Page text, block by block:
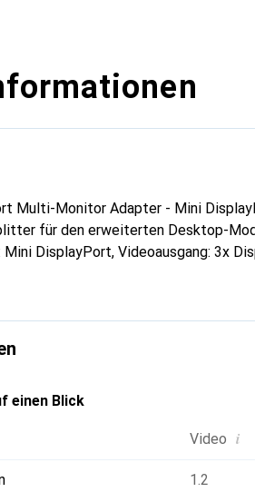
Multi-Monitor Adapter - Mini
für den erweiterten Desktop-
DisplayPort, Videoausgang: 3x
einen Blick
Video i
1.2